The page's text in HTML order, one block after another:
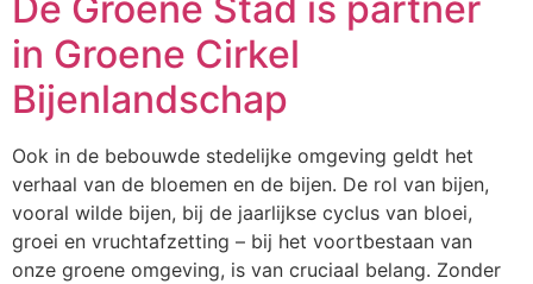
in Groene Cirkel
Bijenlandschap
Ook in de bebouwde stedelijke omgeving geldt het
verhaal van de bloemen en de bijen. De rol van bijen,
vooral wilde bijen, bij de jaarlijkse cyclus van bloei,
groei en vruchtafzetting – bij het voortbestaan van
onze groene omgeving, is van cruciaal belang. Zonder